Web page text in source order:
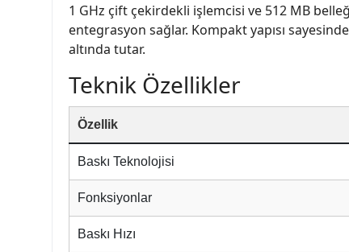
1 GHz çift çekirdekli işlemcisi ve 512 MB
entegrasyon sağlar. Kompakt yapısı
altında tutar.
Teknik Özellikler
Özellik
Baskı Teknolojisi
Fonksiyonlar
Baskı Hızı